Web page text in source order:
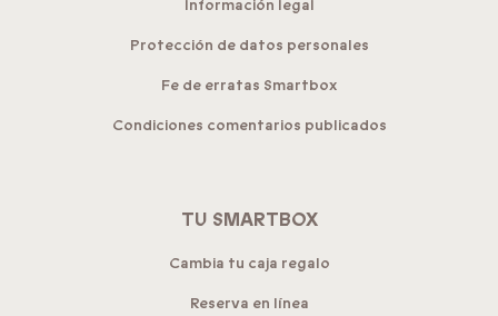
Información legal
Protección de datos personales
Fe de erratas Smartbox
Condiciones comentarios publicados
TU SMARTBOX
Cambia tu caja regalo
Reserva en línea